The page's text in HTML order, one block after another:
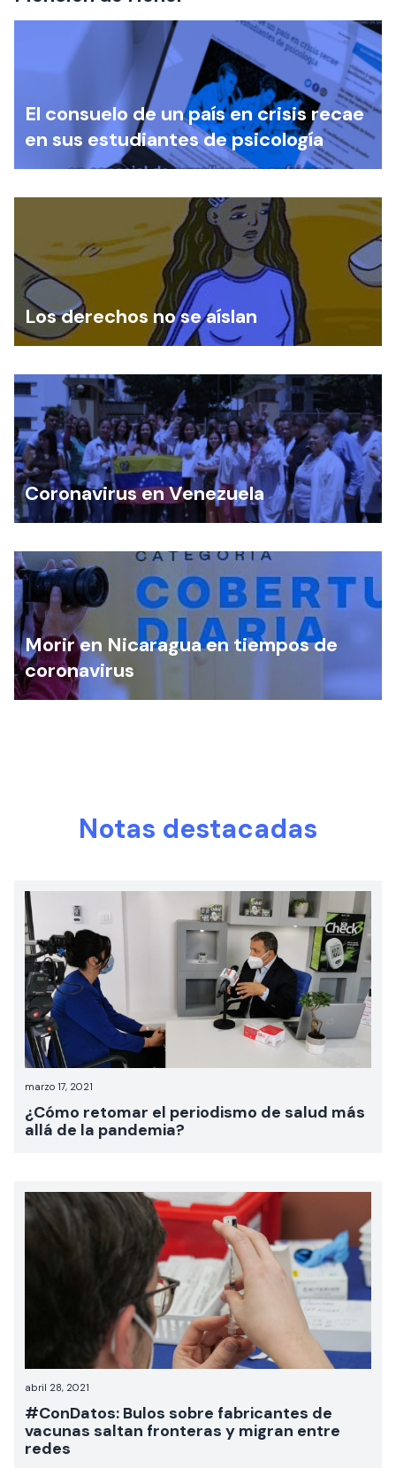
El consuelo de un país en crisis recae
en sus estudiantes de psicología
Los derechos no se aíslan
Coronavirus en Venezuela
Morir en Nicaragua en tiempos de
coronavirus
Notas destacadas
marzo 17, 2021
¿Cómo retomar el periodismo de salud más
allá de la pandemia?
abril 28, 2021
#ConDatos: Bulos sobre fabricantes de
vacunas saltan fronteras y migran entre
redes